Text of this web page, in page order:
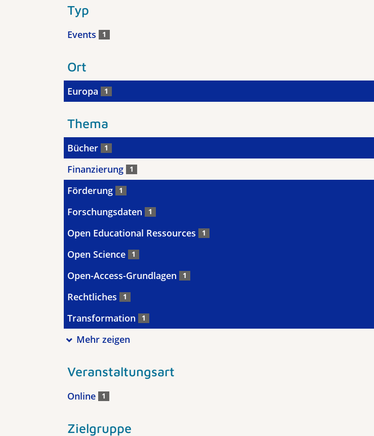
Typ
Events 1
Ort
Europa 1
Thema
Bücher 1
Finanzierung 1
Förderung 1
Forschungsdaten 1
Open Educational Ressources 1
Open Science 1
Open-Access-Grundlagen 1
Rechtliches 1
Transformation 1
Mehr zeigen
Veranstaltungsart
Online 1
Zielgruppe